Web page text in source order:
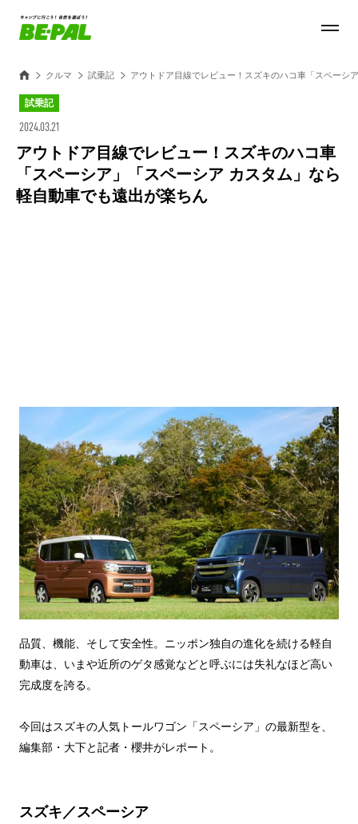
クルマ 試乗記 アウトドア目線でレビュー！スズキのハコ車「スペーシ
試乗記
2024.03.21
アウトドア目線でレビュー！スズキのハコ車
「スペーシア」「スペーシア カスタム」なら
軽自動車でも遠出が楽ちん
品質、機能、そして安全性。ニッポン独自の進化を続ける軽自
動車は、いまや近所のゲタ感覚などと呼ぶには失礼なほど高い
完成度を誇る。
今回はスズキの人気トールワゴン「スペーシア」の最新型を、
編集部・大下と記者・櫻井がレポート。
スズキ／スペーシア